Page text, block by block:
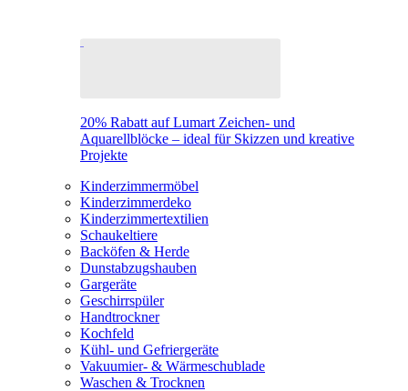
20% Rabatt auf Lumart Zeichen- und
Aquarellblöcke – ideal für Skizzen und kreative
Projekte
Kinderzimmermöbel
Kinderzimmerdeko
Kinderzimmertextilien
Schaukeltiere
Backöfen & Herde
Dunstabzugshauben
Gargeräte
Geschirrspüler
Handtrockner
Kochfeld
Kühl- und Gefriergeräte
Vakuumier- & Wärmeschublade
Waschen & Trocknen